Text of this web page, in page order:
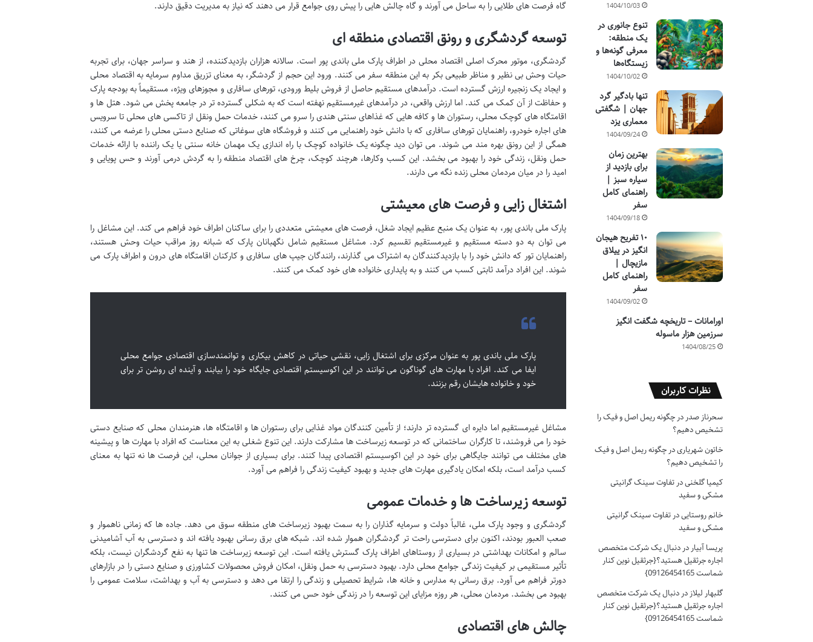
گاه فرصت های طلایی را به ساحل می آورند و گاه چالش هایی را پیش روی جوامع قرار می دهند که نیاز به مدیریت دقیق دارند.
توسعه گردشگری و رونق اقتصادی منطقه ای
گردشگری، موتور محرک اصلی اقتصاد محلی در اطراف پارک ملی باندی پور است. سالانه هزاران بازدیدکننده، از هند و سراسر جهان، برای تجربه
حیات وحش بی نظیر و مناظر طبیعی بکر به این منطقه سفر می کنند. ورود این حجم از گردشگر، به معنای تزریق مداوم سرمایه به اقتصاد محلی
و ایجاد یک زنجیره ارزش گسترده است. درآمدهای مستقیم حاصل از فروش بلیط ورودی، تورهای سافاری و مجوزهای ویژه، مستقیماً به بودجه پارک
و حفاظت از آن کمک می کند. اما ارزش واقعی، در درآمدهای غیرمستقیم نهفته است که به شکلی گسترده تر در جامعه پخش می شود. هتل ها و
اقامتگاه های کوچک محلی، رستوران ها و کافه هایی که غذاهای سنتی هندی را سرو می کنند، خدمات حمل ونقل از تاکسی های محلی تا سرویس
های اجاره خودرو، راهنمایان تورهای سافاری که با دانش خود راهنمایی می کنند و فروشگاه های سوغاتی که صنایع دستی محلی را عرضه می کنند،
همگی از این رونق بهره مند می شوند. می توان دید چگونه یک خانواده کوچک با راه اندازی یک مهمان خانه سنتی یا یک راننده با ارائه خدمات
حمل ونقل، زندگی خود را بهبود می بخشد. این کسب وکارها، هرچند کوچک، چرخ های اقتصاد منطقه را به گردش درمی آورند و حس پویایی و
امید را در میان مردمان محلی زنده نگه می دارند.
اشتغال زایی و فرصت های معیشتی
پارک ملی باندی پور، به عنوان یک منبع عظیم ایجاد شغل، فرصت های معیشتی متعددی را برای ساکنان اطراف خود فراهم می کند. این مشاغل را
می توان به دو دسته مستقیم و غیرمستقیم تقسیم کرد. مشاغل مستقیم شامل نگهبانان پارک که شبانه روز مراقب حیات وحش هستند،
راهنمایان تور که دانش خود را با بازدیدکنندگان به اشتراک می گذارند، رانندگان جیپ های سافاری و کارکنان اقامتگاه های درون و اطراف پارک می
شوند. این افراد درآمد ثابتی کسب می کنند و به پایداری خانواده های خود کمک می کنند.
پارک ملی باندی پور به عنوان مرکزی برای اشتغال زایی، نقشی حیاتی در کاهش بیکاری و توانمندسازی اقتصادی جوامع محلی
ایفا می کند. افراد با مهارت های گوناگون می توانند در این اکوسیستم اقتصادی جایگاه خود را بیابند و آینده ای روشن تر برای
خود و خانواده هایشان رقم بزنند.
مشاغل غیرمستقیم اما دایره ای گسترده تر دارند؛ از تأمین کنندگان مواد غذایی برای رستوران ها و اقامتگاه ها، هنرمندان محلی که صنایع دستی
خود را می فروشند، تا کارگران ساختمانی که در توسعه زیرساخت ها مشارکت دارند. این تنوع شغلی به این معناست که افراد با مهارت ها و پیشینه
های مختلف می توانند جایگاهی برای خود در این اکوسیستم اقتصادی پیدا کنند. برای بسیاری از جوانان محلی، این فرصت ها نه تنها به معنای
کسب درآمد است، بلکه امکان یادگیری مهارت های جدید و بهبود کیفیت زندگی را فراهم می آورد.
توسعه زیرساخت ها و خدمات عمومی
گردشگری و وجود پارک ملی، غالباً دولت و سرمایه گذاران را به سمت بهبود زیرساخت های منطقه سوق می دهد. جاده ها که زمانی ناهموار و
صعب العبور بودند، اکنون برای دسترسی راحت تر گردشگران هموار شده اند. شبکه های برق رسانی بهبود یافته اند و دسترسی به آب آشامیدنی
سالم و امکانات بهداشتی در بسیاری از روستاهای اطراف پارک گسترش یافته است. این توسعه زیرساخت ها تنها به نفع گردشگران نیست، بلکه
تأثیر مستقیمی بر کیفیت زندگی جوامع محلی دارد. بهبود دسترسی به حمل ونقل، امکان فروش محصولات کشاورزی و صنایع دستی را در بازارهای
دورتر فراهم می آورد. برق رسانی به مدارس و خانه ها، شرایط تحصیلی و زندگی را ارتقا می دهد و دسترسی به آب و بهداشت، سلامت عمومی را
بهبود می بخشد. مردمان محلی، هر روزه مزایای این توسعه را در زندگی خود حس می کنند.
چالش های اقتصادی
1404/10/03
تنوع جانوری در
یک منطقه:
معرفی گونه‌ها و
زیستگاه‌ها
1404/10/02
تنها بادگیر گرد
جهان | شگفتی
معماری یزد
1404/09/24
بهترین زمان
برای بازدید از
سیاره سبز |
راهنمای کامل
سفر
1404/09/18
۱۰ تفریح هیجان
انگیز در ییلاق
مازیچال |
راهنمای کامل
سفر
1404/09/02
اورامانات – تاریخچه شگفت انگیز
سرزمین هزار ماسوله
1404/08/25
نظرات کاربران
سحرناز صدر درچگونه ریمل اصل و فیک را
تشخیص دهیم؟
خاتون شهریاریدرچگونه ریمل اصل و فیک
را تشخیص دهیم؟
کیمیا گلخنیدرتفاوت سینک گرانیتی
مشکی و سفید
خانم روستاییدرتفاوت سینک گرانیتی
مشکی و سفید
پریسا آبیار دردنبال یک شرکت متخصص
اجاره جرثقیل هستید؟{جرثقیل نوین کنار
شماست 09126454165}
گلبهار لیلاز دردنبال یک شرکت متخصص
اجاره جرثقیل هستید؟{جرثقیل نوین کنار
شماست 09126454165}